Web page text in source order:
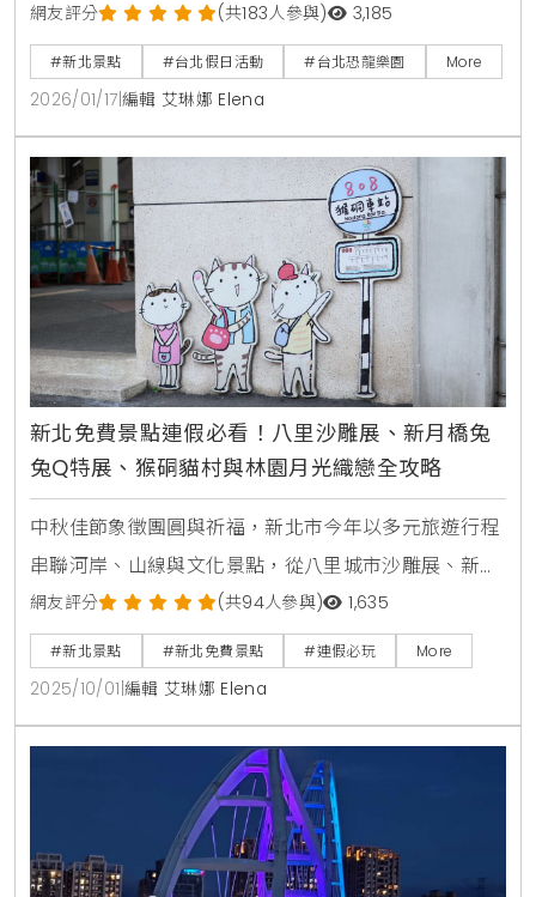
霧聲光效果，騎乘體驗與大型氣墊遊戲，是台北最新的
熱門親子景點。展期至2027年2月21日，3歲以下免費入
場。
網友評分 (共183人參與) 3,185
#新北景點 #台北假日活動 #台北恐龍樂園 More
2026/01/17 編輯 艾琳娜 Elena
新北免費景點連假必看！八里沙雕展、新月橋兔
兔Q特展、猴硐貓村與林園月光織戀全攻略
中秋佳節象徵團圓與祈福，新北市今年以多元旅遊行程
串聯河岸、山線與文化景點，從八里城市沙雕展、新月
橋兔兔Q特展，到板橋林園光雕與猴硐自然文化體驗，
帶來白天健行、夜晚賞景的完整玩法，讓市民與旅客在
節日氛圍中留下專屬記憶。八里沙雕與新月橋兔兔Q特
展位於八里左岸公園的「2025八里城市沙雕展」展期
延續至11月2日，今年與經典動畫《數碼寶貝》合作，打
造多座沙雕與光雕裝置。白天可欣賞栩栩如生的作品，
網友評分 (共94人參與) 1,635
#新北景點 #新北免費景點 #連假必玩 More
2025/10/01 編輯 艾琳娜 Elena